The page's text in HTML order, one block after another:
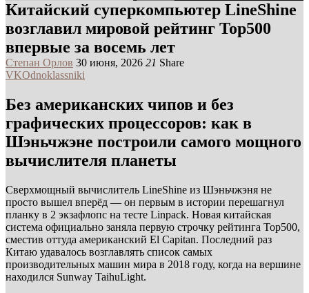
Китайский суперкомпьютер LineShine
возглавил мировой рейтинг Top500
впервые за восемь лет
Степан Орлов 30 июня, 2026 21 Share
VKOdnoklassniki
Без американских чипов и без
графических процессоров: как в
Шэньчжэне построили самого мощного
вычислителя планеты
Сверхмощный вычислитель LineShine из Шэньчжэня не
просто вышел вперёд — он первым в истории перешагнул
планку в 2 экзафлопс на тесте Linpack. Новая китайская
система официально заняла первую строчку рейтинга Top500,
сместив оттуда американский El Capitan. Последний раз
Китаю удавалось возглавлять список самых
производительных машин мира в 2018 году, когда на вершине
находился Sunway TaihuLight.